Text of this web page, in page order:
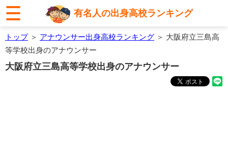
有名人の出身高校ランキング
トップ＞ アナウンサー出身高校ランキング ＞ 大阪府立三島高
等学校出身のアナウンサー
大阪府立三島高等学校出身のアナウンサー